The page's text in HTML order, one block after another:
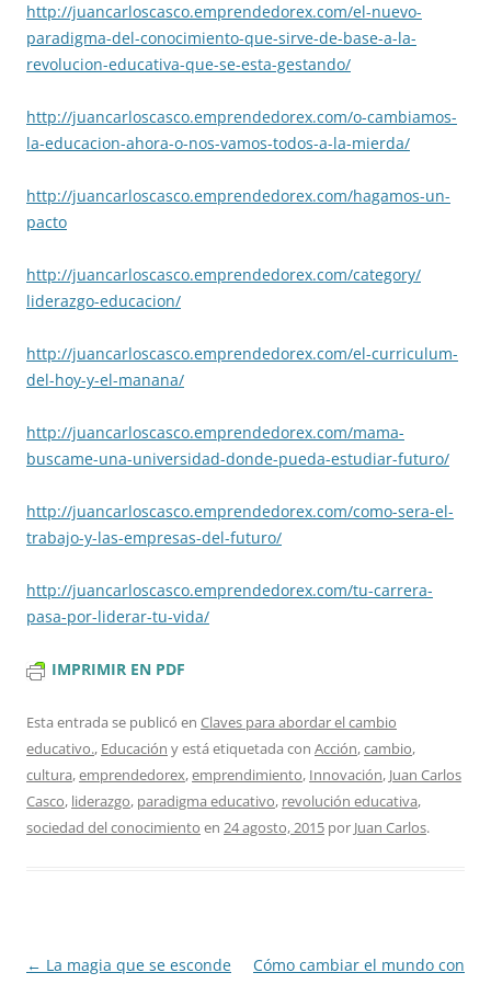
http://juancarloscasco.emprendedorex.com/el-nuevo-
paradigma-del-conocimiento-que-sirve-de-base-a-la-
revolucion-educativa-que-se-esta-gestando/
http://juancarloscasco.emprendedorex.com/o-cambiamos-
la-educacion-ahora-o-nos-vamos-todos-a-la-mierda/
http://juancarloscasco.emprendedorex.com/hagamos-un-
pacto
http://juancarloscasco.emprendedorex.com/category/
liderazgo-educacion/
http://juancarloscasco.emprendedorex.com/el-curriculum-
del-hoy-y-el-manana/
http://juancarloscasco.emprendedorex.com/mama-
buscame-una-universidad-donde-pueda-estudiar-futuro/
http://juancarloscasco.emprendedorex.com/como-sera-el-
trabajo-y-las-empresas-del-futuro/
http://juancarloscasco.emprendedorex.com/tu-carrera-
pasa-por-liderar-tu-vida/
IMPRIMIR EN PDF
Esta entrada se publicó en Claves para abordar el cambio
educativo., Educación y está etiquetada con Acción,cambio,
cultura,emprendedorex,emprendimiento, Innovación, Juan Carlos
Casco, liderazgo, paradigma educativo, revolución educativa,
sociedad del conocimiento en 24 agosto, 2015 por Juan Carlos.
Navegación
← La magia que se esconde
Cómo cambiar el mundo con